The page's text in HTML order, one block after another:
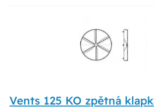
Vents 125 KO zpětná